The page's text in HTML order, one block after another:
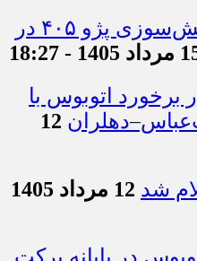
۳فوتی در واژگونی و آتش‌سوزی پژو ۴۰۵ در
1405 - 18:27
برخورد اتوبوس با
12
شد
12 مرداد 1405